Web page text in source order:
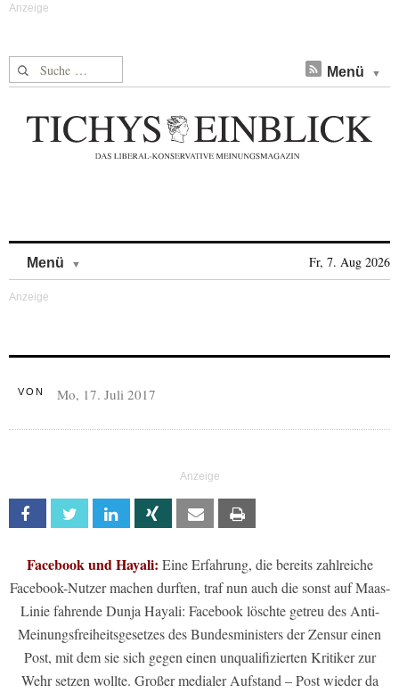
Suche nach: Menü
Menü Fr, 7. Aug 2026
VON Mo, 17. Juli 2017
Facebook Twitter Linkedin Xing Email
Facebook und Hayali: Eine Erfahrung, die bereits zahlreiche
Facebook-Nutzer machen durften, traf nun auch die sonst auf Maas-
Linie fahrende Dunja Hayali: Facebook löschte getreu des Anti-
Meinungsfreiheitsgesetzes des Bundesministers der Zensur einen
Post, mit dem sie sich gegen einen unqualifizierten Kritiker zur
Wehr setzen wollte. Großer medialer Aufstand – Post wieder da